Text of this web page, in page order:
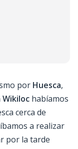
por Huesca,
Wikiloc habíamos
cerca de
a realizar
por la tarde